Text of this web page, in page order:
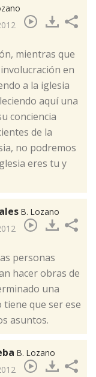
mientras que
en
a la iglesia
aquí una
conciencia
de la
no podremos
eres tu y
B. Lozano
personas
hacer obras de
una
que ser ese
asuntos.
B. Lozano